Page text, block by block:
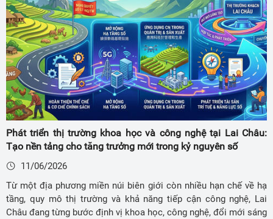
Phát triển thị trường khoa học và công nghệ tại Lai Châu:
Tạo nền tảng cho tăng trưởng mới trong kỷ nguyên số
11/06/2026
Từ một địa phương miền núi biên giới còn nhiều hạn chế về hạ
tầng, quy mô thị trường và khả năng tiếp cận công nghệ, Lai
Châu đang từng bước định vị khoa học, công nghệ, đổi mới sáng